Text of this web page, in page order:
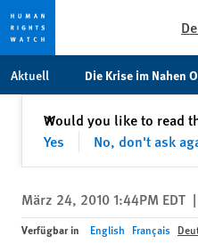
Skip
to
Skip
to
content
Aktuell Die Krise im Nahen
Would you like to read
Yes
No, don't ask
✕Schließen
März 24, 2010 1:44PM EDT |
Verfügbar in English Français